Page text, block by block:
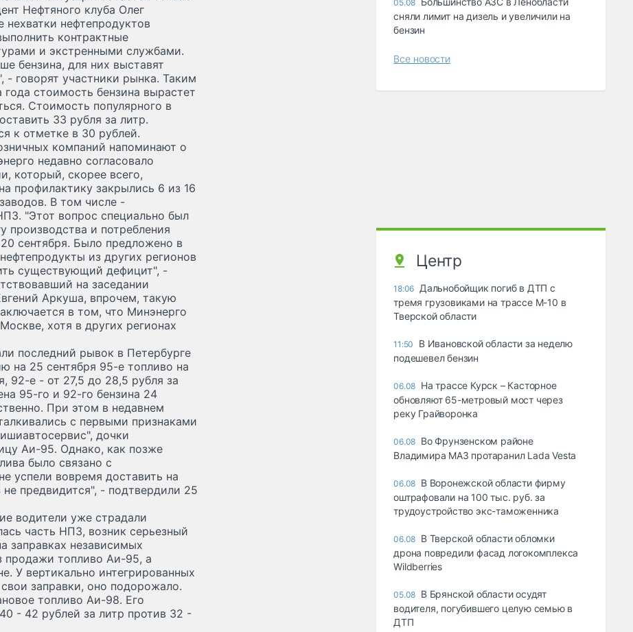
Нефтяного клуба Олег
нефтепродуктов
контрактные
и экстренными службами.
бензина, для них выставят
- говорят участники рынка. Таким
стоимость бензина вырастет
Стоимость популярного в
33 рубля за литр.
к отметке в 30 рублей.
компаний напоминают о
недавно согласовало
который, скорее всего,
профилактику закрылись 6 из 16
В том числе -
"Этот вопрос специально был
производства и потребления
сентября. Было предложено в
из других регионов
существующий дефицит", -
на заседании
Аркуша, впрочем, такую
в том, что Минэнерго
хотя в других регионах
последний рывок в Петербурге
на 25 сентября 95-е топливо на
92-е - от 27,5 до 28,5 рубля за
95-го и 92-го бензина 24
При этом в недавнем
с первыми признаками
дочки
Аи-95. Однако, как позже
было связано с
успели вовремя доставить на
предвидится", - подтвердили 25
водители уже страдали
часть НПЗ, возник серьезный
заправках независимых
продажи топливо Аи-95, а
У вертикально интегрированных
заправки, оно подорожало.
топливо Аи-98. Его
- 42 рублей за литр против 32 -
05.08
сняли лимит на дизель и увеличили на
бензин
Все новости
Центр
18:06 Дальнобойщик погиб в ДТП с
тремя грузовиками на трассе М-10 в
Тверской области
11:50
В Ивановской области за неделю
подешевел бензин
06.08 На трассе Курск – Касторное
обновляют 65-метровый мост через
реку Грайворонка
06.08 Во Фрунзенском районе
Владимира МАЗ протаранил Lada Vesta
06.08 В Воронежской области фирму
оштрафовали на 100 тыс. руб. за
трудоустройство экс-таможенника
06.08 В Тверской области обломки
дрона повредили фасад логокомплекса
Wildberries
05.08 В Брянской области осудят
водителя, погубившего целую семью в
ДТП